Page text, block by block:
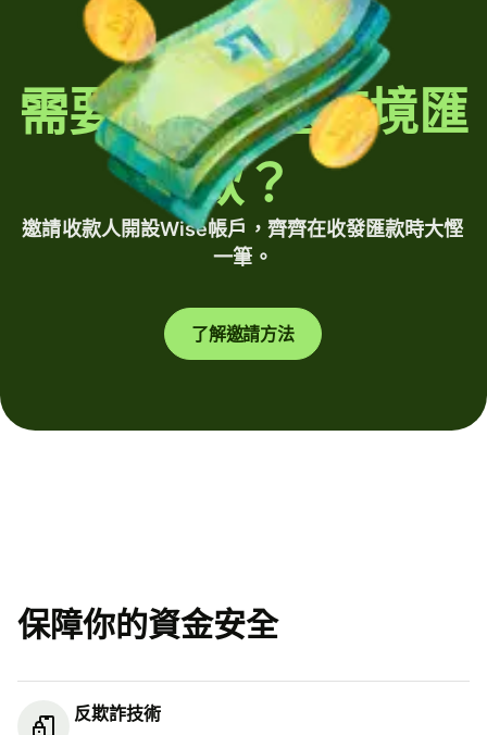
需要定期發送跨境匯
款？
邀請收款人開設Wise帳戶，齊齊在收發匯款時大慳
一筆。
了解邀請方法
保障你的資金安全
反欺詐技術